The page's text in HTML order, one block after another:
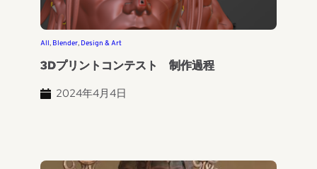
All, Blender, Design & Art
3Dプリントコンテスト 制作過程
2024年4月4日